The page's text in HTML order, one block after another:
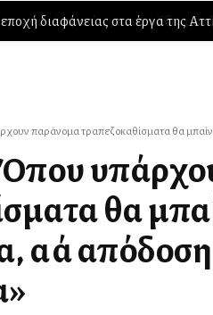
διαφάνειας στα έργα της
παράνομα τραπεζοκαθίσματα θα
θα
αλλά